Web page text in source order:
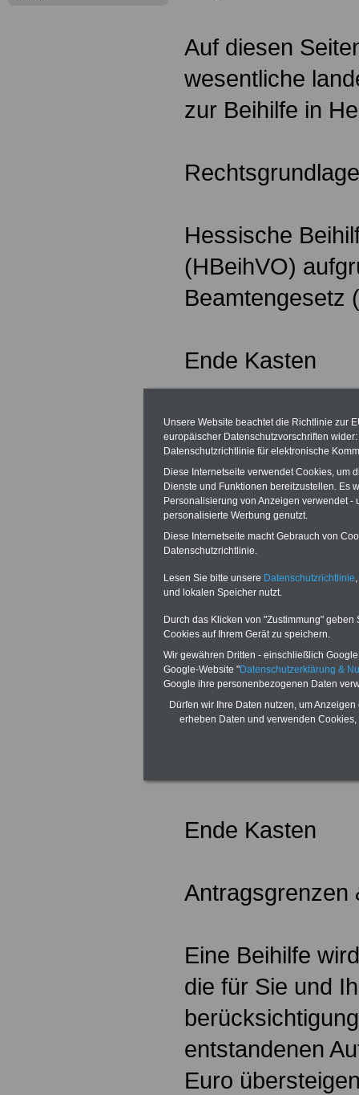
Auf diesen
wesentliche
zur Beihilfe in
Hessische
(HBeihVO)
Beamtengesetz
Ende Kasten
Beginn Kasten
Aktuelles
Hessen hat die
letztmals zum
geändert. Den
Verordnung und
landesrechtliche
Ende Kasten
Antragsgrenzen
Eine Beihilfe
die für Sie und
entstandenen
Euro
Unsere Website beachtet die Richtlinie zur
europäischer Datenschutzvorschriften
Datenschutzrichtlinie für elektronische
Diese Internetseite verwendet Cookies, um
Dienste und Funktionen bereitzustellen. Es
Personalisierung von Anzeigen verwendet
personalisierte Werbung genutzt.
Diese Internetseite macht Gebrauch von
Datenschutzrichtlinie.
Lesen Sie bitte unsere Datenschutzrichtlinie
und lokalen Speicher nutzt.
Durch das Klicken von "Zustimmung"
Cookies auf Ihrem Gerät zu speichern.
Wir gewähren Dritten - einschließlich
Google-Website "Datenschutzerklärung &
Google ihre personenbezogenen Daten
Dürfen wir Ihre Daten nutzen, um
erheben Daten und verwenden